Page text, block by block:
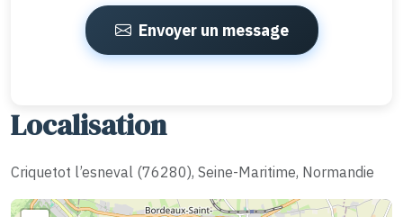
Envoyer un message
Localisation
Criquetot l’esneval (76280), Seine-Maritime, Normandie